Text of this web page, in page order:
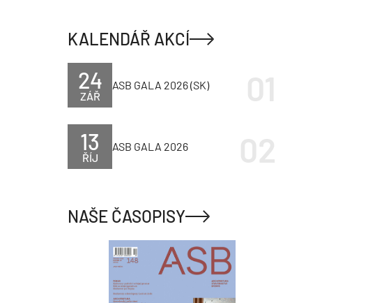
KALENDÁŘ AKCÍ
ZÁŘ
24 ASB GALA 2026 (SK)
ŘÍJ
13 ASB GALA 2026
NAŠE ČASOPISY